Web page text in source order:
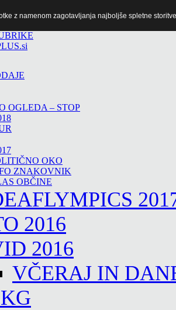
OGLEDA – STOP
OKO
ZNAKOVNIK
OBČINE
2016
2016
VČERAJ IN
z namenom zagotavljanja najboljše spletne